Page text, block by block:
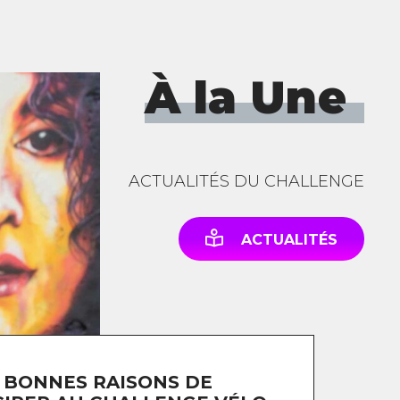
RAISONS DE
À la Une
ACTUALITÉS DU CHALLENGE
ACTUALITÉS